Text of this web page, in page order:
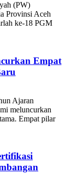
(PW)
Provinsi Aceh
ke-18 PGM
Empat
Ajaran
meluncurkan
Empat pilar